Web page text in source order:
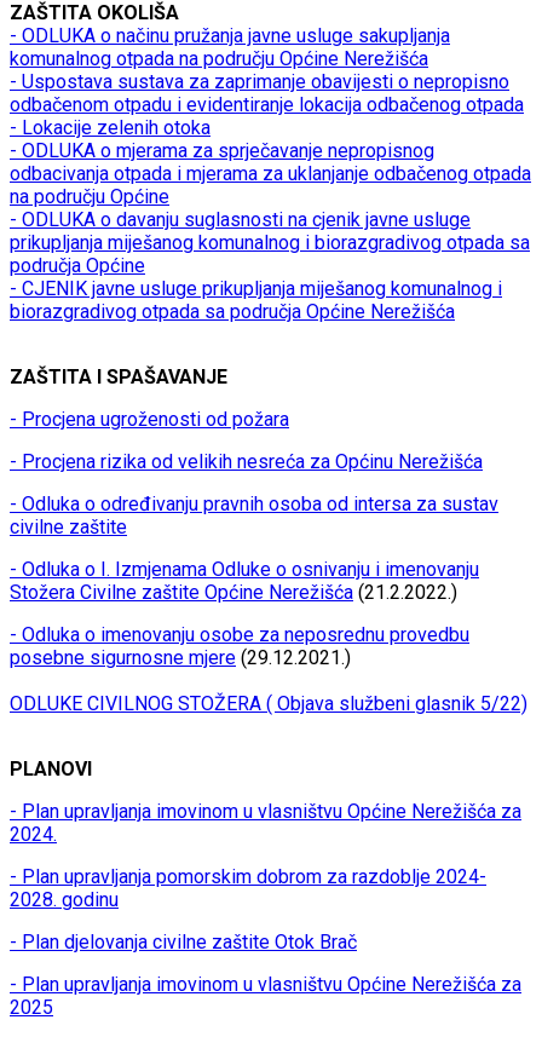
ZAŠTITA OKOLIŠA
- ODLUKA o načinu pružanja javne usluge sakupljanja
komunalnog otpada na području Općine Nerežišća
- Uspostava sustava za zaprimanje obavijesti o nepropisno
odbačenom otpadu i evidentiranje lokacija odbačenog otpada
- Lokacije zelenih otoka
- ODLUKA o mjerama za sprječavanje nepropisnog
odbacivanja otpada i mjerama za uklanjanje odbačenog otpada
na području Općine
- ODLUKA o davanju suglasnosti na cjenik javne usluge
prikupljanja miješanog komunalnog i biorazgradivog otpada sa
područja Općine
- CJENIK javne usluge prikupljanja miješanog komunalnog i
biorazgradivog otpada sa područja Općine Nerežišća
ZAŠTITA I SPAŠAVANJE
- Procjena ugroženosti od požara
- Procjena rizika od velikih nesreća za Općinu Nerežišća
- Odluka o određivanju pravnih osoba od intersa za sustav
civilne zaštite
- Odluka o I. Izmjenama Odluke o osnivanju i imenovanju
Stožera Civilne zaštite Općine Nerežišća (21.2.2022.)
- Odluka o imenovanju osobe za neposrednu provedbu
posebne sigurnosne mjere (29.12.2021.)
ODLUKE CIVILNOG STOŽERA ( Objava službeni glasnik 5/22)
PLANOVI
- Plan upravljanja imovinom u vlasništvu Općine Nerežišća za
2024.
- Plan upravljanja pomorskim dobrom za razdoblje 2024-
2028. godinu
- Plan djelovanja civilne zaštite Otok Brač
- Plan upravljanja imovinom u vlasništvu Općine Nerežišća za
2025